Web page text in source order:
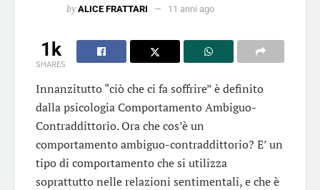
by ALICE FRATTARI 11 anni ago
1k
SHARES
Innanzitutto “ciò che ci fa soffrire” è definito
dalla psicologia Comportamento Ambiguo-
Contraddittorio. Ora che cos’è un
comportamento ambiguo-contraddittorio? E’ un
tipo di comportamento che si utilizza
soprattutto nelle relazioni sentimentali, e che è